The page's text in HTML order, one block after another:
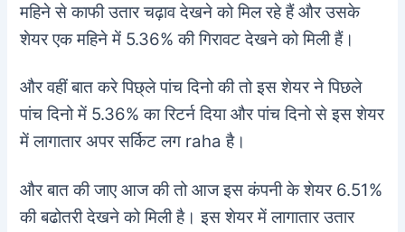
महिने से काफी उतार चढ़ाव देखने को मिल रहे हैं और उसके
शेयर एक महिने में 5.36% की गिरावट देखने को मिली हैं।
और वहीं बात करे पिछ्ले पांच दिनो की तो इस शेयर ने पिछले
पांच दिनो में 5.36% का रिटर्न दिया और पांच दिनो से इस शेयर
में लागातार अपर सर्किट लग raha है।
और बात की जाए आज की तो आज इस कंपनी के शेयर 6.51%
की बढोतरी देखने को मिली है। इस शेयर में लागातार उतार